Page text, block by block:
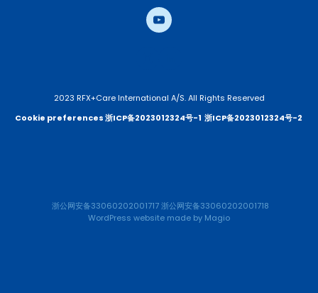
2023 RFX+Care International A/S. All Rights Reserved
Cookie preferences 浙ICP备2023012324号-1 浙ICP备2023012324号-2
浙公网安备33060202001717 浙公网安备33060202001718
WordPress website made by Magio